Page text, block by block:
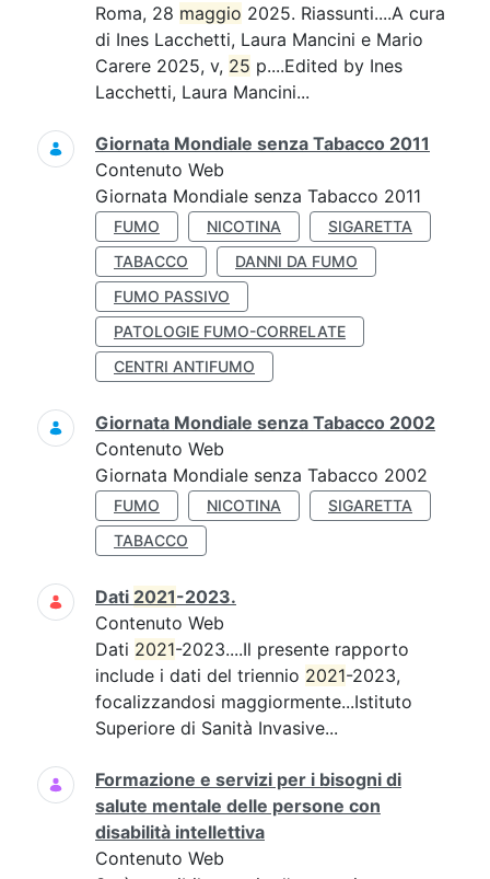
Roma, 28 maggio 2025. Riassunti....A cura
di Ines Lacchetti, Laura Mancini e Mario
Carere 2025, v, 25 p....Edited by Ines
Lacchetti, Laura Mancini...
Giornata Mondiale senza Tabacco 2011
Contenuto Web
Giornata Mondiale senza Tabacco 2011
FUMO NICOTINA
SIGARETTA
TABACCO
DANNI DA FUMO
FUMO PASSIVO
PATOLOGIE FUMO-CORRELATE
CENTRI ANTIFUMO
Giornata Mondiale senza Tabacco 2002
Contenuto Web
Giornata Mondiale senza Tabacco 2002
FUMO NICOTINA
SIGARETTA
TABACCO
Dati 2021-2023.
Contenuto Web
Dati 2021-2023....Il presente rapporto
include i dati del triennio 2021-2023,
focalizzandosi maggiormente...Istituto
Superiore di Sanità Invasive...
Formazione e servizi per i bisogni di
salute mentale delle persone con
disabilità intellettiva
Contenuto Web